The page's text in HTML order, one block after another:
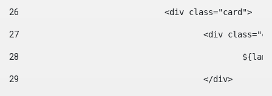
26
				<div class="card">
27
<div
28
29
					</div>